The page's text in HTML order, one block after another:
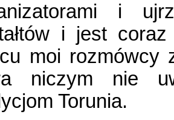
i
i jest
moi rozmówcy
niczym nie
Torunia.